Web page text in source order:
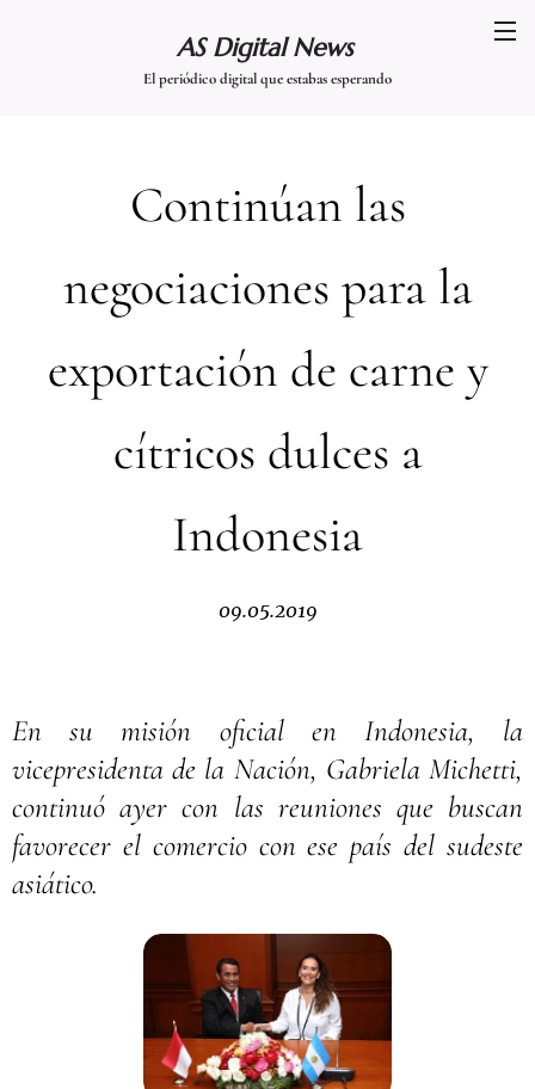
AS Digital News
El periódico digital que estabas esperando
Continúan las
negociaciones para la
exportación de carne y
cítricos dulces a
Indonesia
09.05.2019
En su misión oficial en Indonesia, la
vicepresidenta de la Nación, Gabriela Michetti,
continuó ayer con las reuniones que buscan
favorecer el comercio con ese país del sudeste
asiático.